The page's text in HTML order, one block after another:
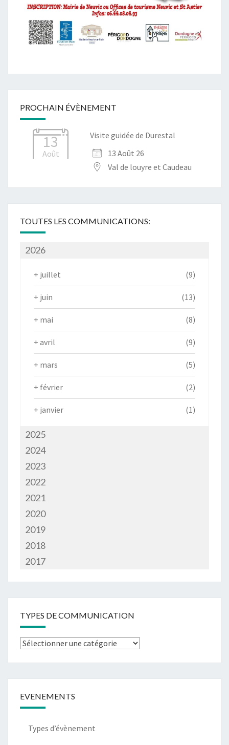
PROCHAIN ÉVÈNEMENT
13
Août
Visite guidée de Durestal
13 Août 26
Val de louyre et Caudeau
TOUTES LES COMMUNICATIONS:
2026
+ juillet (9)
+ juin (13)
+ mai (8)
+ avril (9)
+ mars (5)
+ février (2)
+ janvier (1)
2025
2024
2023
2022
2021
2020
2019
2018
2017
TYPES DE COMMUNICATION
Types
EVENEMENTS
Types d’évènement